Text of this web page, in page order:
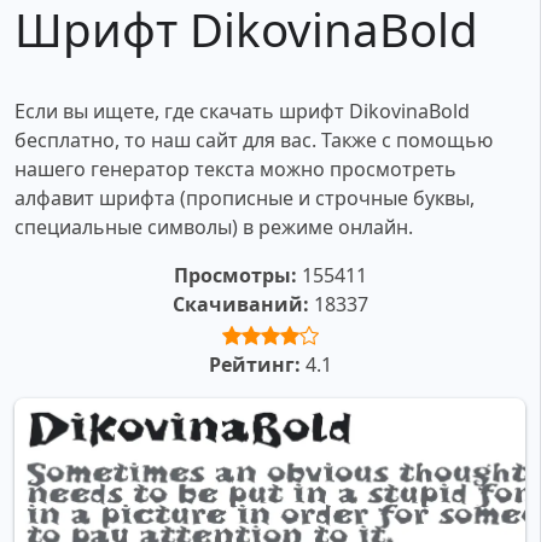
Шрифт DikovinaBold
Если вы ищете, где скачать шрифт DikovinaBold
бесплатно, то наш сайт для вас. Также с помощью
нашего генератор текста можно просмотреть
алфавит шрифта (прописные и строчные буквы,
специальные символы) в режиме онлайн.
Просмотры: 155411
Скачиваний: 18337
Рейтинг: 4.1